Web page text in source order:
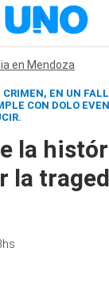
en Mendoza
EN UN
CON DOLO
la
la